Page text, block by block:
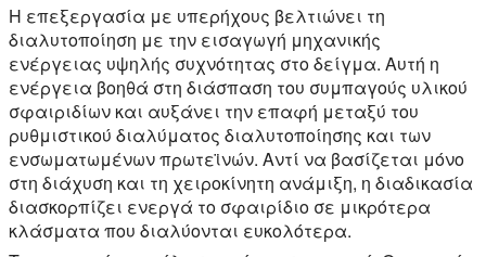
Η επεξεργασία με υπερήχους βελτιώνει τη
διαλυτοποίηση με την εισαγωγή μηχανικής
ενέργειας υψηλής συχνότητας στο δείγμα. Αυτή η
ενέργεια βοηθά στη διάσπαση του συμπαγούς υλικού
σφαιριδίων και αυξάνει την επαφή μεταξύ του
ρυθμιστικού διαλύματος διαλυτοποίησης και των
ενσωματωμένων πρωτεϊνών. Αντί να βασίζεται μόνο
στη διάχυση και τη χειροκίνητη ανάμιξη, η διαδικασία
διασκορπίζει ενεργά το σφαιρίδιο σε μικρότερα
κλάσματα που διαλύονται ευκολότερα.